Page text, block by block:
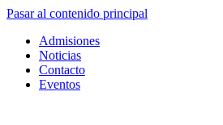
Pasar al contenido principal
Admisiones
Noticias
Contacto
Eventos